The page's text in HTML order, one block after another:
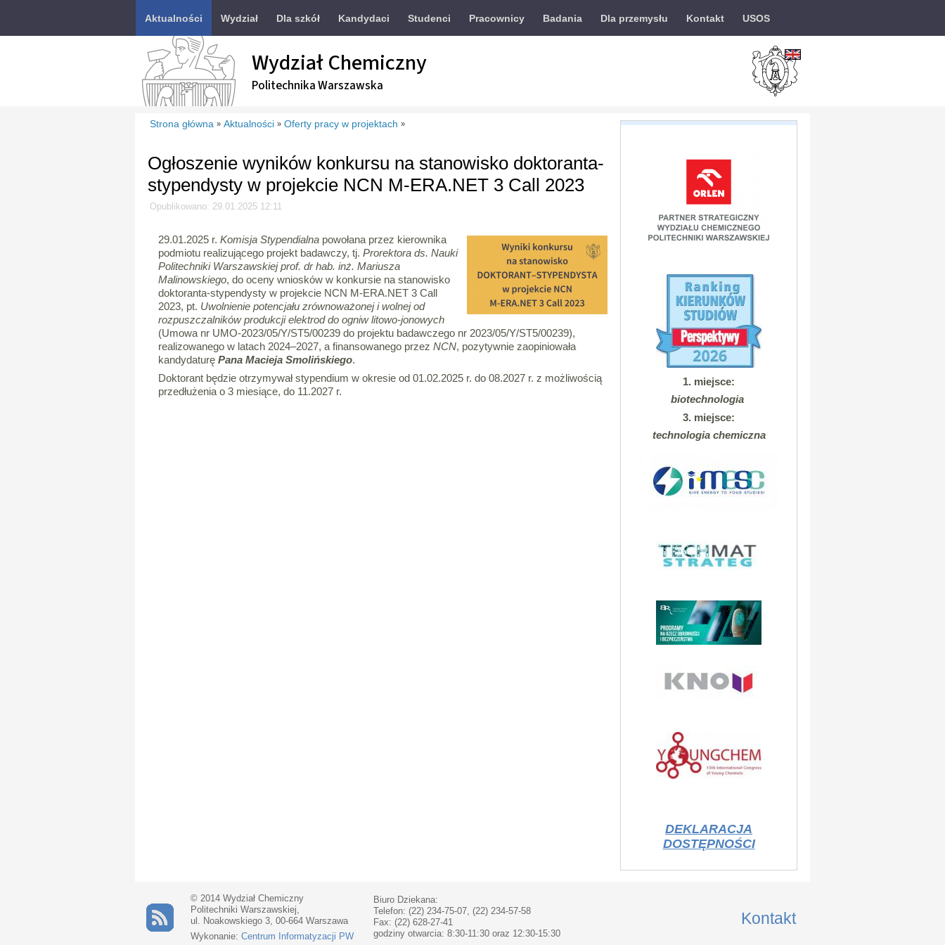
Aktualności Wydział Dla szkół Kandydaci Studenci Pracownicy Badania Dla przemysłu Kontakt USOS
Wydział Chemiczny
Politechnika Warszawska
Strona główna » Aktualności » Oferty pracy w projektach »
Ogłoszenie wyników konkursu na stanowisko doktoranta-
stypendysty w projekcie NCN M-ERA.NET 3 Call 2023
Opublikowano: 29.01.2025 12:11
29.01.2025 r. Komisja Stypendialnapowołana przez kierownika
podmiotu realizującego projekt badawczy, tj. Prorektora ds. Nauki
Politechniki Warszawskiej prof. dr hab. inż. Mariusza
Malinowskiego, do oceny wniosków w konkursie na stanowisko
doktoranta-stypendysty w projekcie NCN M-ERA.NET 3 Call
2023, pt. Uwolnienie potencjału zrównoważonej i wolnej od
rozpuszczalników produkcji elektrod do ogniw litowo-jonowych
(Umowa nr UMO-2023/05/Y/ST5/00239 do projektu badawczego nr 2023/05/Y/ST5/00239),
realizowanego w latach 2024–2027, a finansowanego przez NCN, pozytywnie zaopiniowała
kandydaturę Pana Macieja Smolińskiego.
Doktorant będzie otrzymywał stypendium w okresie od 01.02.2025 r. do 08.2027 r. z możliwością
przedłużenia o 3 miesiące, do 11.2027 r.
1. miejsce:
biotechnologia
3. miejsce:
technologia chemiczna
DEKLARACJA
DOSTĘPNOŚCI
© 2014 Wydział Chemiczny
Politechniki Warszawskiej,
ul. Noakowskiego 3, 00-664 Warszawa
Wykonanie: Centrum Informatyzacji PW
Biuro Dziekana:
Telefon: (22) 234-75-07, (22) 234-57-58
Fax: (22) 628-27-41
godziny otwarcia: 8:30-11:30 oraz 12:30-15:30
Kontakt